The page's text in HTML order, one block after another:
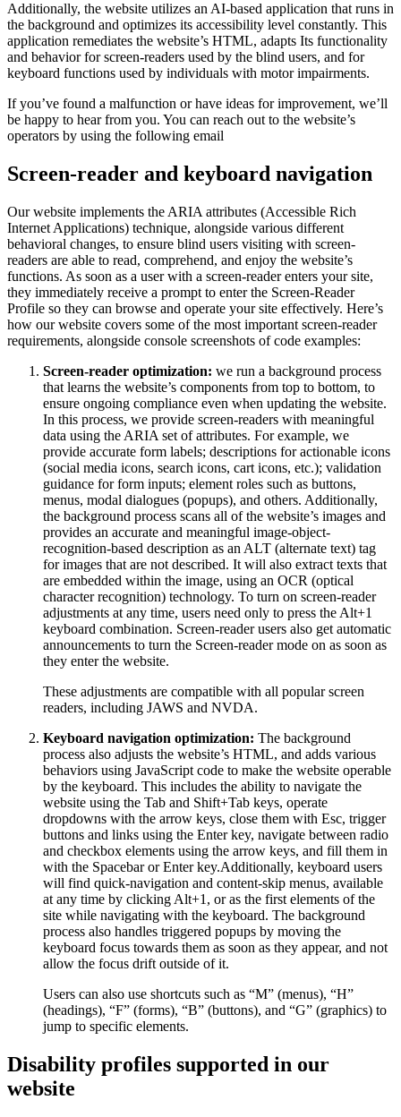
Additionally, the website utilizes an AI-based application that runs in
the background and optimizes its accessibility level constantly. This
application remediates the website’s HTML, adapts Its functionality
and behavior for screen-readers used by the blind users, and for
keyboard functions used by individuals with motor impairments.
If you’ve found a malfunction or have ideas for improvement, we’ll
be happy to hear from you. You can reach out to the website’s
operators by using the following email
Screen-reader and keyboard navigation
Our website implements the ARIA attributes (Accessible Rich
Internet Applications) technique, alongside various different
behavioral changes, to ensure blind users visiting with screen-
readers are able to read, comprehend, and enjoy the website’s
functions. As soon as a user with a screen-reader enters your site,
they immediately receive a prompt to enter the Screen-Reader
Profile so they can browse and operate your site effectively. Here’s
how our website covers some of the most important screen-reader
requirements, alongside console screenshots of code examples:
Screen-reader optimization: we run a background process
that learns the website’s components from top to bottom, to
ensure ongoing compliance even when updating the website.
In this process, we provide screen-readers with meaningful
data using the ARIA set of attributes. For example, we
provide accurate form labels; descriptions for actionable icons
(social media icons, search icons, cart icons, etc.); validation
guidance for form inputs; element roles such as buttons,
menus, modal dialogues (popups), and others. Additionally,
the background process scans all of the website’s images and
provides an accurate and meaningful image-object-
recognition-based description as an ALT (alternate text) tag
for images that are not described. It will also extract texts that
are embedded within the image, using an OCR (optical
character recognition) technology. To turn on screen-reader
adjustments at any time, users need only to press the Alt+1
keyboard combination. Screen-reader users also get automatic
announcements to turn the Screen-reader mode on as soon as
they enter the website.
These adjustments are compatible with all popular screen
readers, including JAWS and NVDA.
Keyboard navigation optimization: The background
process also adjusts the website’s HTML, and adds various
behaviors using JavaScript code to make the website operable
by the keyboard. This includes the ability to navigate the
website using the Tab and Shift+Tab keys, operate
dropdowns with the arrow keys, close them with Esc, trigger
buttons and links using the Enter key, navigate between radio
and checkbox elements using the arrow keys, and fill them in
with the Spacebar or Enter key.Additionally, keyboard users
will find quick-navigation and content-skip menus, available
at any time by clicking Alt+1, or as the first elements of the
site while navigating with the keyboard. The background
process also handles triggered popups by moving the
keyboard focus towards them as soon as they appear, and not
allow the focus drift outside of it.
Users can also use shortcuts such as “M” (menus), “H”
(headings), “F” (forms), “B” (buttons), and “G” (graphics) to
jump to specific elements.
Disability profiles supported in our
website